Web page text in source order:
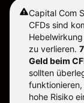
Capital Com
CFDs sind
zu verlieren.
Geld beim
sollten
hohe Risiko